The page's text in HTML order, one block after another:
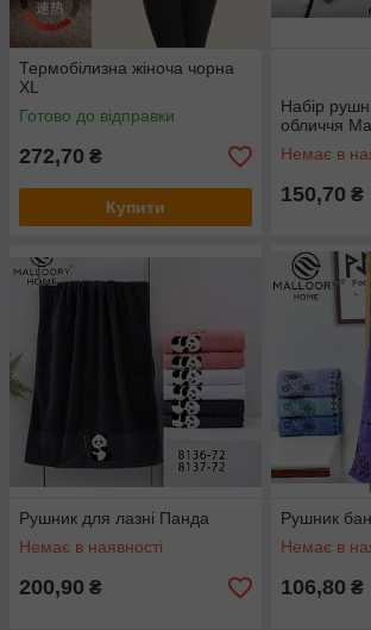
Термобілизна жіноча чорна
XL
Готово до відправки
272,70 ₴
Купити
Набір
обличчя
Немає в
150,70 ₴
Рушник для лазні Панда
Немає в наявності
200,90 ₴
Рушник
Немає в
106,80 ₴